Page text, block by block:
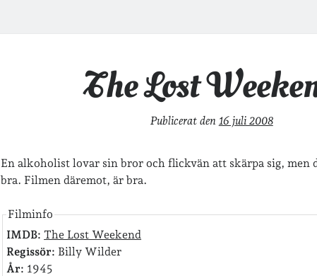
The Lost
Publicerat den 16 juli 2008
En alkoholist lovar sin bror och flickvän att skärpa sig, men
bra. Filmen däremot, är bra.
Filminfo
IMDB: The Lost Weekend
Regissör: Billy Wilder
År: 1945